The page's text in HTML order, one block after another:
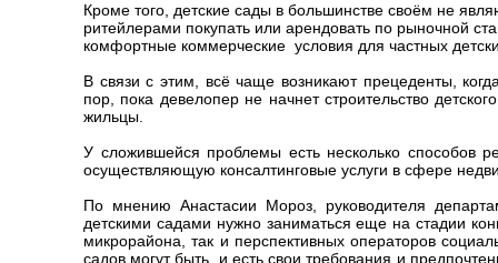
Кроме того, детские сады в большинстве своём не
ритейлерами покупать или арендовать по рыночной
комфортные коммерческие условия для частных
В связи с этим, всё чаще возникают прецеденты,
пор, пока девелопер не начнет строительство
жильцы.
У сложившейся проблемы есть несколько
осуществляющую консалтинговые услуги в сфере
По мнению Анастасии Мороз, руководителя
детскими садами нужно заниматься еще на стадии
микрорайона, так и перспективных операторов
садов могут быть, и есть свои требования и